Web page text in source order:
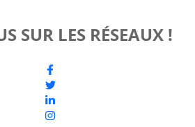
SUR LES RÉSEAUX !